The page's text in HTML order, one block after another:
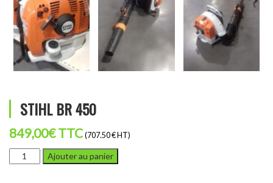
STIHL BR 450
849,00€TTC (707.50 € HT)
quantité
de
Ajouter au panier